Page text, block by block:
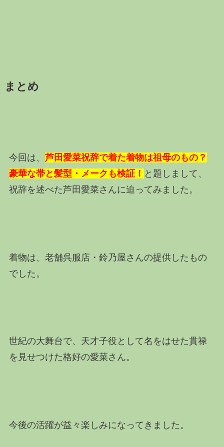
まとめ
今回は、 芦田愛菜祝辞で着た着物は祖母のもの？
豪華な帯と髪型・メークも検証！ と題しまして、
祝辞を述べた芦田愛菜さんに迫ってみました。
着物は、老舗呉服店・鈴乃屋さんの提供したもの
でした。
世紀の大舞台で、天才子役として名をはせた貫禄
を見せつけた格好の愛菜さん。
今後の活躍が益々楽しみになってきました。